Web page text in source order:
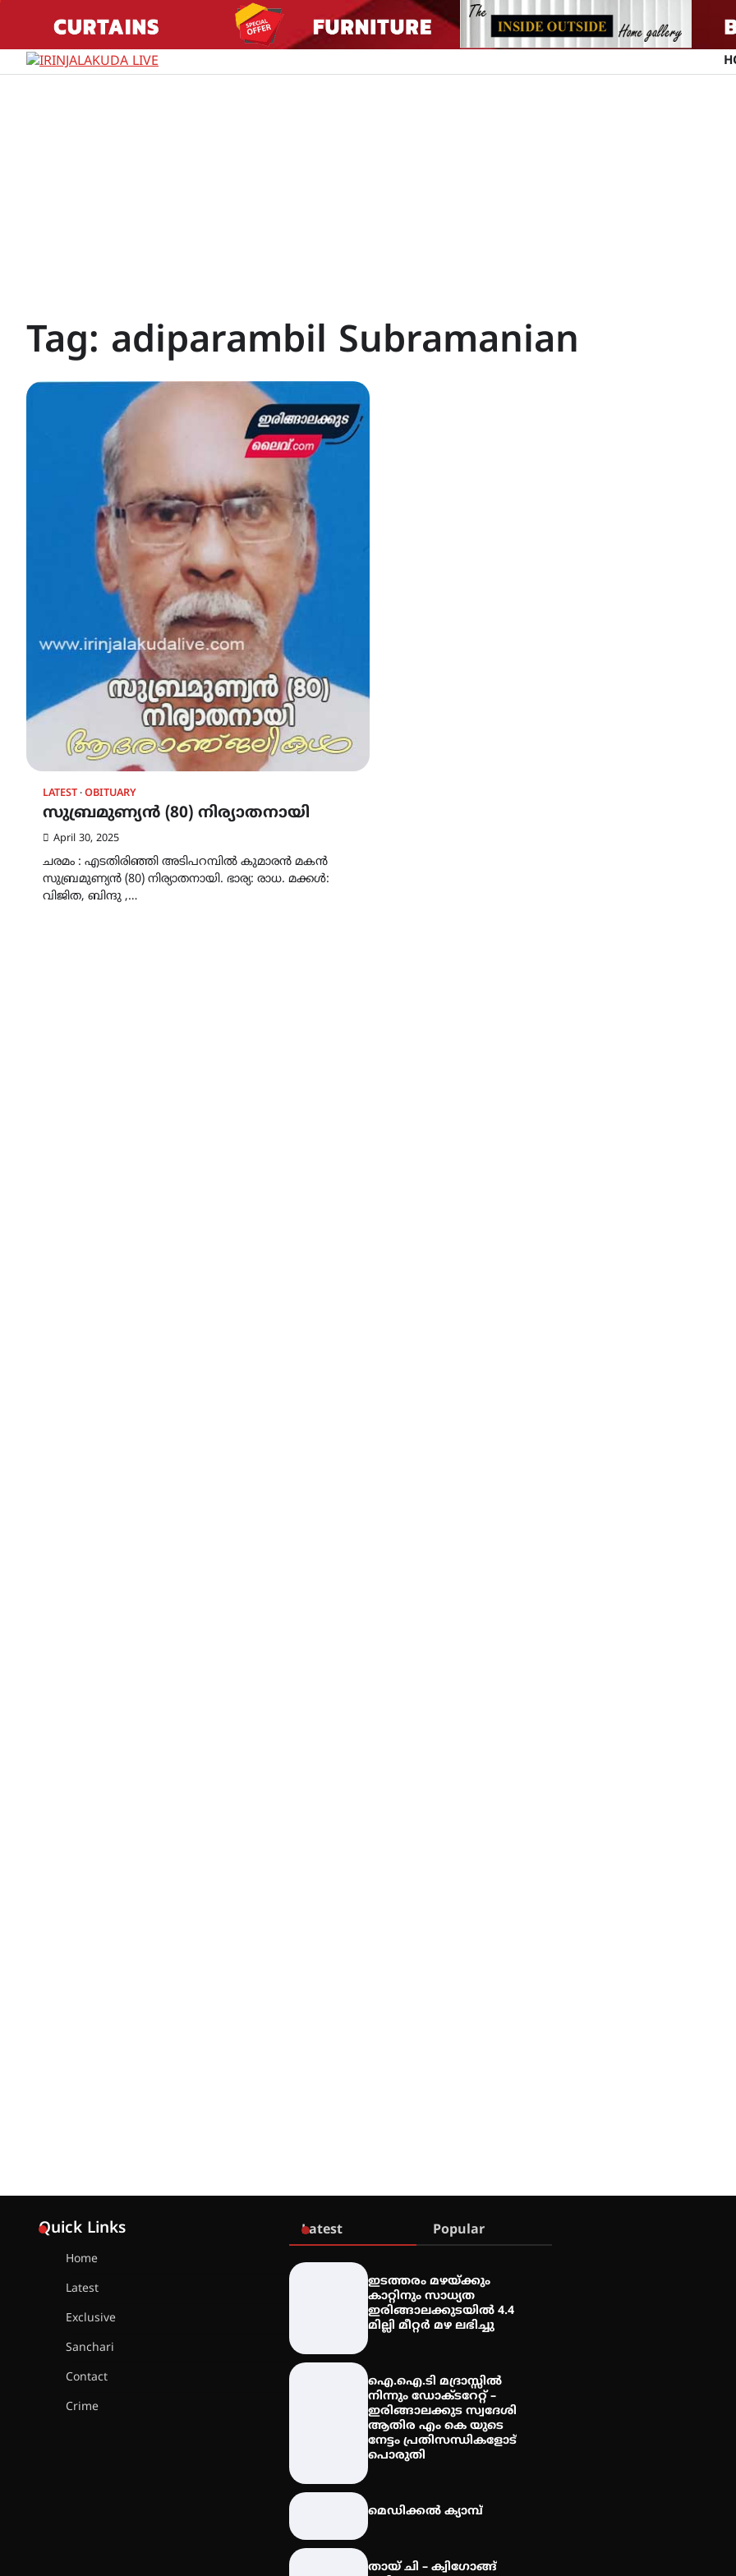
content
Tag: adiparambil Subramanian
LATEST OBITUARY
സുബ്രമുണ്യൻ (80) നിര്യാതനായി
April 30, 2025
ചരമം : എടതിരിഞ്ഞി അടിപറമ്പിൽ കുമാരൻ മകൻ
സുബ്രമുണ്യൻ (80) നിര്യാതനായി. ഭാര്യ: രാധ. മക്കൾ:
വിജിത, ബിന്ദു ,…
Quick Links
Home
Latest
Exclusive
Sanchari
Contact
Crime
Latest Popular
ഇടത്തരം മഴയ്ക്കും
കാറ്റിനും സാധ്യത
ഇരിങ്ങാലക്കുടയിൽ 4.4
മില്ലി മീറ്റർ മഴ ലഭിച്ചു
ഐ.ഐ.ടി മദ്രാസ്സിൽ
നിന്നും ഡോക്ടറേറ്റ് –
ഇരിങ്ങാലക്കുട സ്വദേശി
ആതിര എം കെ യുടെ
നേട്ടം പ്രതിസന്ധികളോട്
പൊരുതി
മെഡിക്കൽ ക്യാമ്പ്
തായ് ചി – ക്വിഗോങ്ങ്